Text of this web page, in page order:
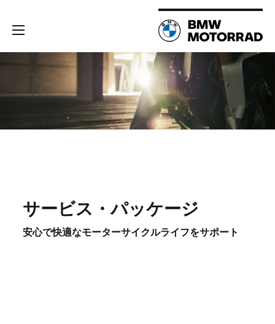
サービス・パッケージ
安心で快適なモーターサイクルライフをサポート